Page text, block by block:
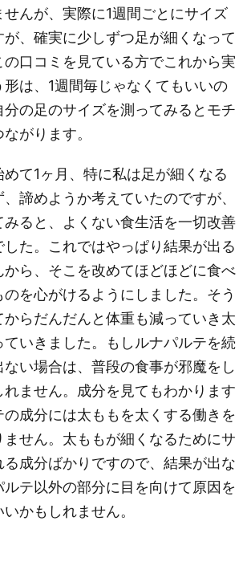
んが、実際に1週間ごとにサイズ
が、確実に少しずつ足が細くなって
の口コミを見ている方でこれから実
は、1週間毎じゃなくてもいいの
分の足のサイズを測ってみるとモチ
がります。
て1ヶ月、特に私は足が細くなる
諦めようか考えていたのですが、
みると、よくない食生活を一切改善
た。これではやっぱり結果が出る
から、そこを改めてほどほどに食べ
を心がけるようにしました。そう
らだんだんと体重も減っていき太
ていきました。もしルナパルテを続
い場合は、普段の食事が邪魔をし
れません。成分を見てもわかります
成分には太ももを太くする働きを
せん。太ももが細くなるためにサ
る成分ばかりですので、結果が出な
テ以外の部分に目を向けて原因を
かもしれません。